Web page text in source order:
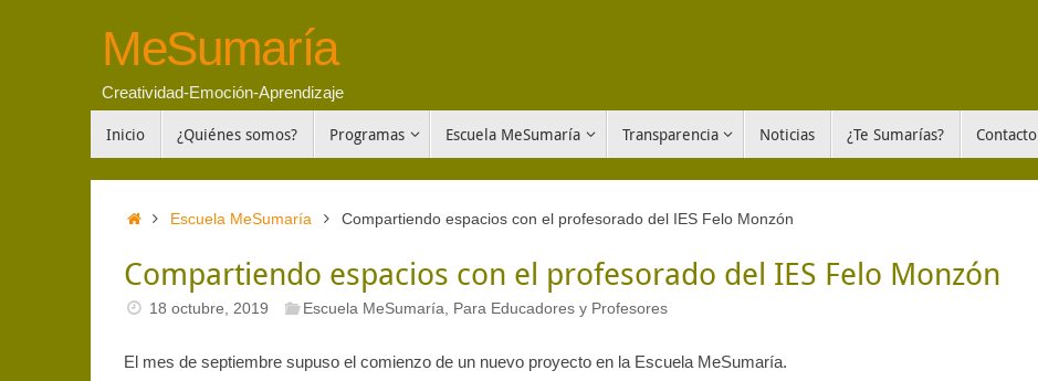
MeSumaría
Creatividad-Emoción-Aprendizaje
Inicio ¿Quiénes somos? Programas Escuela MeSumaría Transparencia Noticias ¿Te Sumarías? Contacto
InicioEscuela MeSumaría Compartiendo espacios con el profesorado del IES Felo Monzón
Compartiendo espacios con el profesorado del IES Felo Monzón
18 octubre, 2019 Escuela MeSumaría, Para Educadores y Profesores
El mes de septiembre supuso el comienzo de un nuevo proyecto en la Escuela MeSumaría.